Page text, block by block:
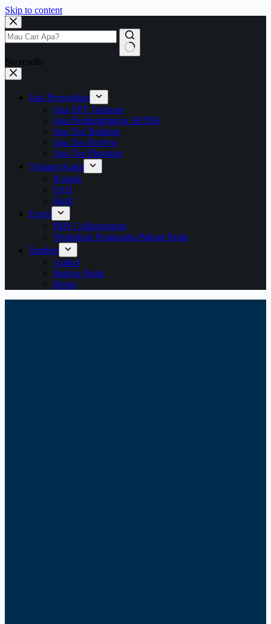
Skip to content
No results
Jasa Perpajakan
Jasa SPT Tahunan
Jasa Pendampingan SP2DK
Jasa Tax Retainer
Jasa Tax Review
Jasa Tax Planning
Tentang Kami
Kontak
FAQ
Karir
Event
BBF Collaboration
Workshop Pengusaha Paham Pajak
Sumber
Artikel
Belajar Pajak
Berita